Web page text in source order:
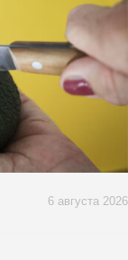
6 августа 2026